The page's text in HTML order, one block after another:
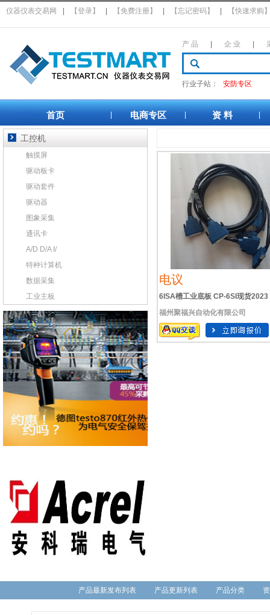
仪器仪表交易网 【登录】 【免费注册】 【忘记密码】 【快速求购
产 品 企 业
行业子站： 安防专区
首页 电商专区 资 料
电议
6ISA槽工业底板 CP-6SI现货2023
福州聚福兴自动化有限公司
工控机
触摸屏
驱动板卡
驱动套件
驱动器
图象采集
通讯卡
A/D D/A I/
特种计算机
数据采集
工业主板
产品最新发布列表 产品更新列表 产品分类